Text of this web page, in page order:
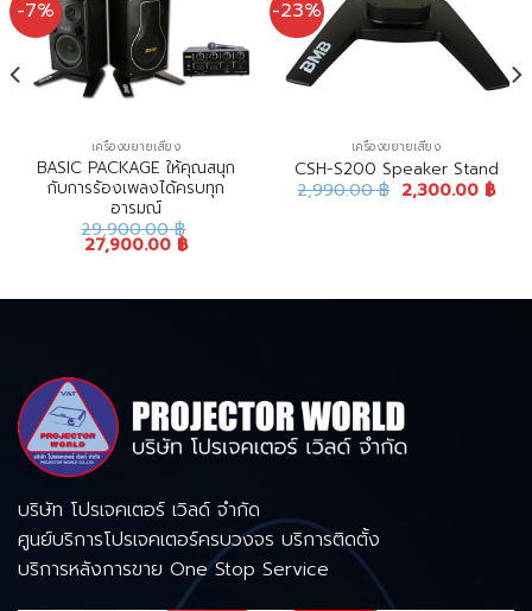
-7%
เครื่องขยายเสียง
BASIC PACKAGE ให้คุณสนุก
กับการร้องเพลงได้ครบทุก
อารมณ์
29,900.00฿
27,900.00 ฿
-23%
เครื่องขยายเสียง
CSH-S200 Speaker Stand
2,990.00฿ 2,300.00 ฿
บริษัท โปรเจคเตอร์ เวิลด์ จำกัด
ศูนย์บริการโปรเจคเตอร์ครบวงจร บริการติดตั้ง
บริการหลังการขาย One Stop Service